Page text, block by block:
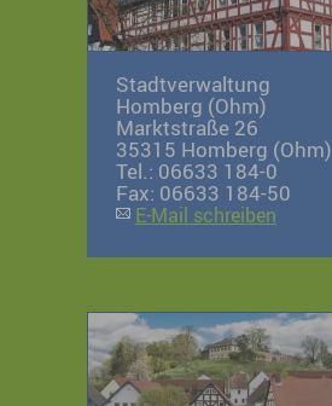
Stadtverwaltung
Homberg (Ohm)
Marktstraße 26
35315 Homberg (Ohm)
Tel.: 06633 184-0
Fax: 06633 184-50
E-Mail schreiben